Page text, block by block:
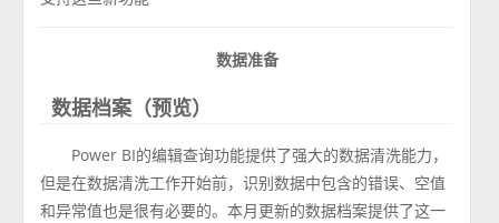
数据准备
数据档案（预览）
Power BI的编辑查询功能提供了强大的数据清洗能力，
但是在数据清洗工作开始前，识别数据中包含的错误、空值
和异常值也是很有必要的。本月更新的数据档案提供了这一